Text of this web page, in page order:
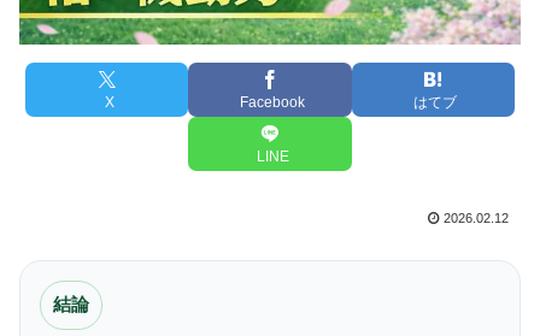
X Facebook はてブ
LINE
2026.02.12
結論